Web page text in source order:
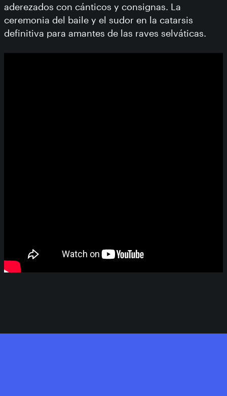
aderezados con cánticos y consignas. La
ceremonia del baile y el sudor en la catarsis
definitiva para amantes de las raves selváticas.